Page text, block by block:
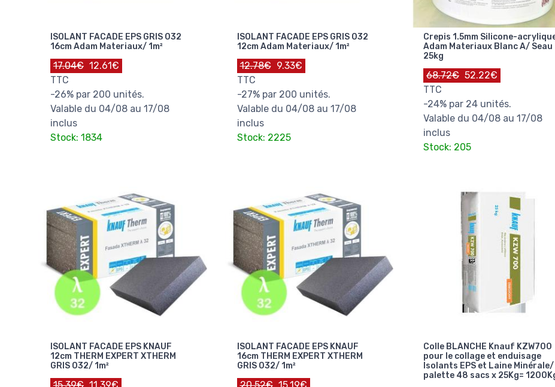
ISOLANT FACADE EPS GRIS 032
16cm Adam Materiaux/ 1m²
17.04€ 12.61€
TTC
-26% par 200 unités.
Valable du 04/08 au 17/08
inclus
Stock: 1834
ISOLANT FACADE EPS GRIS 032
12cm Adam Materiaux/ 1m²
12.78€ 9.33€
TTC
-27% par 200 unités.
Valable du 04/08 au 17/08
inclus
Stock: 2225
Crepis 1.5mm Silicone-
Adam Materiaux Blanc A/ Seau
25kg
68.72€ 52.22€
TTC
-24% par 24 unités.
Valable du 04/08 au 17/08
inclus
Stock: 205
ISOLANT FACADE EPS KNAUF
12cm THERM EXPERT XTHERM
GRIS 032/ 1m²
ISOLANT FACADE EPS KNAUF
16cm THERM EXPERT XTHERM
GRIS 032/ 1m²
Colle BLANCHE Knauf KZW700
pour le collage et enduisage
Isolants EPS et Laine Minérale/
palette 48 sacs x 25Kg=